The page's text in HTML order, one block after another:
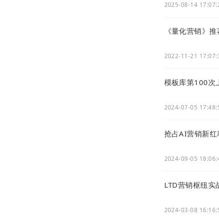
2025-08-14
《量化营销》
2022-11-21
模板库第100次
2024-07-05
抢占AI营销新
2024-09-05
LTD营销枢纽
2024-03-08